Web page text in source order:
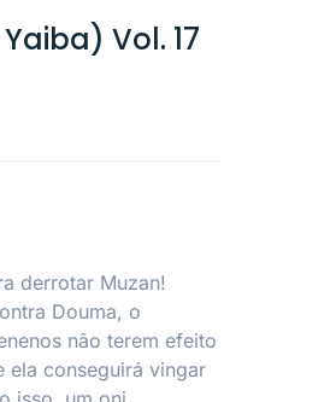
Vol. 17
derrotar Muzan!
Douma, o
não terem efeito
ela conseguirá vingar